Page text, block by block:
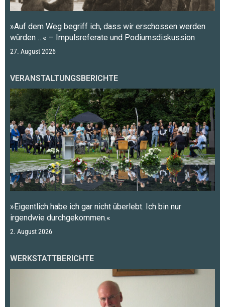
»Auf dem Weg begriff ich, dass wir erschossen werden
würden …« – Impulsreferate und Podiumsdiskussion
27. August 2026
VERANSTALTUNGSBERICHTE
»Eigentlich habe ich gar nicht überlebt. Ich bin nur
irgendwie durchgekommen.«
2. August 2026
WERKSTATTBERICHTE